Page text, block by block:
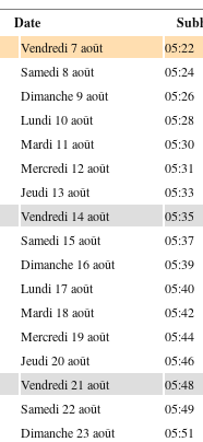
Date
Vendredi 7 août 05:22
Samedi 8 août 05:24
Dimanche 9 août 05:26
Lundi 10 août 05:28
Mardi 11 août 05:30
Mercredi 12 août 05:31
Jeudi 13 août 05:33
Vendredi 14 août 05:35
Samedi 15 août 05:37
Dimanche 16 août 05:39
Lundi 17 août 05:40
Mardi 18 août 05:42
Mercredi 19 août 05:44
Jeudi 20 août 05:46
Vendredi 21 août 05:48
Samedi 22 août 05:49
Dimanche 23 août 05:51